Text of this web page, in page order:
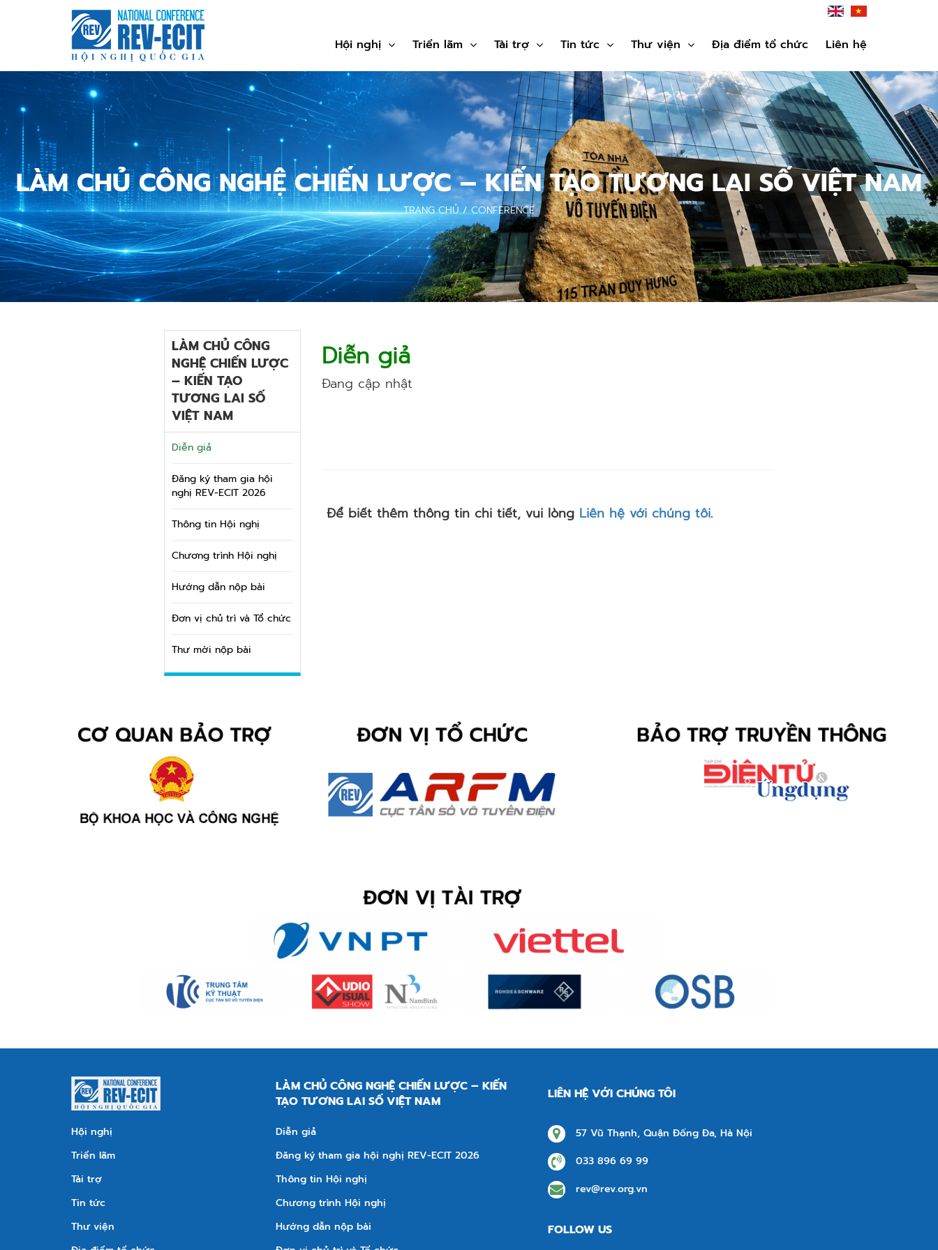
Hội nghị Triển lãm Tài trợ Tin tức Thư viện Địa điểm tổ chức Liên hệ
LÀM CHỦ CÔNG NGHỆ CHIẾN LƯỢC – KIẾN TẠO TƯƠNG LAI SỐ VIỆT NAM
TRANG CHỦ/CONFERENCE
LÀM CHỦ CÔNG
NGHỆ CHIẾN LƯỢC
– KIẾN TẠO
TƯƠNG LAI SỐ
VIỆT NAM
Diễn giả
Đăng ký tham gia hội
nghị REV-ECIT 2026
Thông tin Hội nghị
Chương trình Hội nghị
Hướng dẫn nộp bài
Đơn vị chủ trì và Tổ chức
Thư mời nộp bài
Diễn giả
Đang cập nhật
Để biết thêm thông tin chi tiết, vui lòng Liên hệ với chúng tôi.
Hội nghị
Triển lãm
Tài trợ
Tin tức
Thư viện
LÀM CHỦ CÔNG NGHỆ CHIẾN LƯỢC – KIẾN
TẠO TƯƠNG LAI SỐ VIỆT NAM
Diễn giả
Đăng ký tham gia hội nghị REV-ECIT 2026
Thông tin Hội nghị
Chương trình Hội nghị
Hướng dẫn nộp bài
LIÊN HỆ VỚI CHÚNG TÔI
57 Vũ Thạnh, Quận Đống Đa, Hà Nội
033 896 69 99
rev@rev.org.vn
FOLLOW US